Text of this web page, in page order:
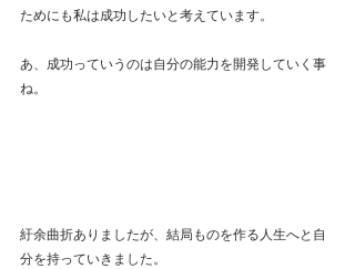
ためにも私は成功したいと考えています。
あ、成功っていうのは自分の能力を開発していく事
ね。
紆余曲折ありましたが、結局ものを作る人生へと自
分を持っていきました。